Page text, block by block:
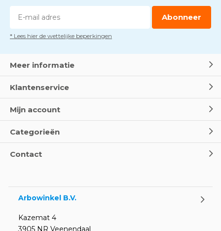
Abonneer
* Lees hier de wettelijke beperkingen
Meer informatie
Klantenservice
Mijn account
Categorieën
Contact
Arbowinkel B.V.
Kazemat 4
3905 NR Veenendaal